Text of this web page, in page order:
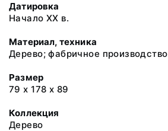
Датировка
Начало XX в.
Материал, техника
Дерево; фабричное производство
Размер
79 х 178 х 89
Коллекция
Дерево